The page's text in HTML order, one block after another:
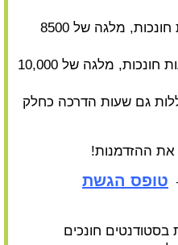
מלגת פר"ח – 120 שעות חונכות, מלגה של 8500
מלגה מיוחדת – 140 שעות חונכות, מלגה של 10,000
גם שעות הדרכה כחלק
ההזדמנות!
טופס הגשת
בסטודנטים חונכים